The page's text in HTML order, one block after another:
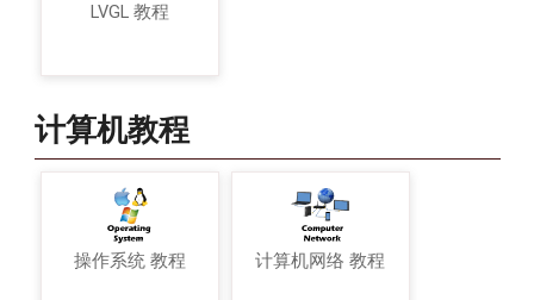
LVGL 教程
计算机教程
操作系统 教程 计算机网络 教程